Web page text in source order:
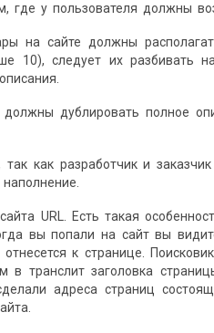
где у пользователя должны
на сайте должны
10), следует их разбивать
дублировать полное
как разработчик и
URL. Есть такая
вы попали на сайт вы
к странице.
транслит заголовка
адреса страниц